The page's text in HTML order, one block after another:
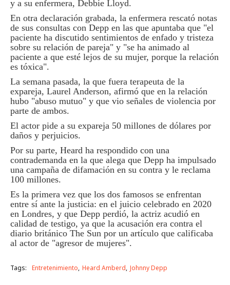
y a su enfermera, Debbie Lloyd.
En otra declaración grabada, la enfermera rescató notas
de sus consultas con Depp en las que apuntaba que "el
paciente ha discutido sentimientos de enfado y tristeza
sobre su relación de pareja" y "se ha animado al
paciente a que esté lejos de su mujer, porque la relación
es tóxica".
La semana pasada, la que fuera terapeuta de la
expareja, Laurel Anderson, afirmó que en la relación
hubo "abuso mutuo" y que vio señales de violencia por
parte de ambos.
El actor pide a su expareja 50 millones de dólares por
daños y perjuicios.
Por su parte, Heard ha respondido con una
contrademanda en la que alega que Depp ha impulsado
una campaña de difamación en su contra y le reclama
100 millones.
Es la primera vez que los dos famosos se enfrentan
entre sí ante la justicia: en el juicio celebrado en 2020
en Londres, y que Depp perdió, la actriz acudió en
calidad de testigo, ya que la acusación era contra el
diario británico The Sun por un artículo que calificaba
al actor de "agresor de mujeres".
Tags: Entretenimiento Heard Amberd Johnny Depp